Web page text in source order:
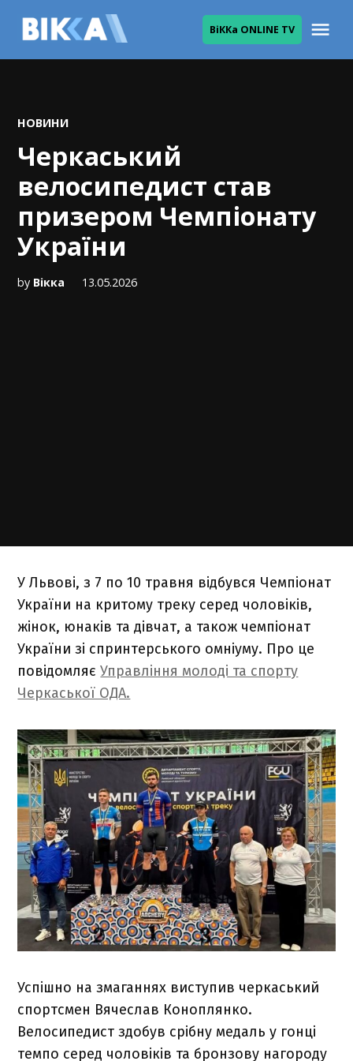
ВіККа ONLINE TV
POSTED
НОВИНИ
Черкаський
велосипедист став
призером Чемпіонату
України
by Вікка 13.05.2026
У Львові, з 7 по 10 травня відбувся Чемпіонат
України на критому треку серед чоловіків,
жінок, юнаків та дівчат, а також чемпіонат
України зі спринтерського омніуму. Про це
повідомляєУправління молоді та спорту
Черкаської ОДА.
Успішно на змаганнях виступив черкаський
спортсмен Вячеслав Коноплянко.
Велосипедист здобув срібну медаль у гонці
темпо серед чоловіків та бронзову нагороду